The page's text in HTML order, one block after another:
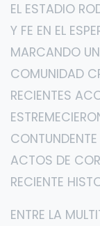
EL ESTADIO
Y FE EN EL
MARCANDO
COMUNIDAD
RECIENTES
ACTOS DE
RECIENTE
ENTRE LA